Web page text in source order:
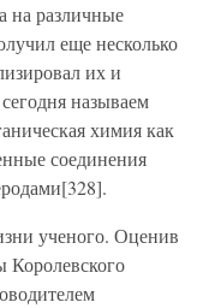
на различные
еще несколько
их и
называем
химия как
соединения
ученого. Оценив
Королевского